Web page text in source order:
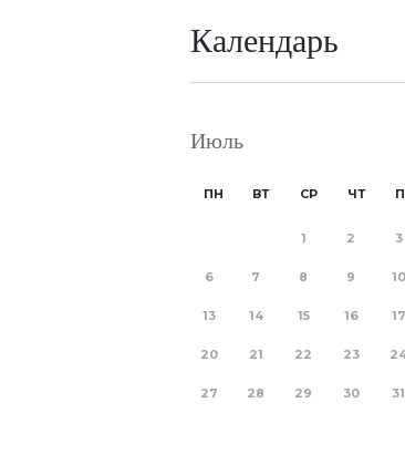
Календарь
Июль
ПН ВТ СР ЧТ
1 2 3
6 7 8 9 10
13 14 15 16 17
20 21 22 23
27 28 29 30 31